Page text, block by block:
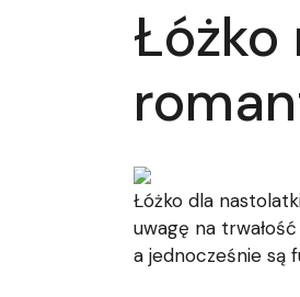
Łóżko
Łóżko dla
uwagę na
a jednocześnie są